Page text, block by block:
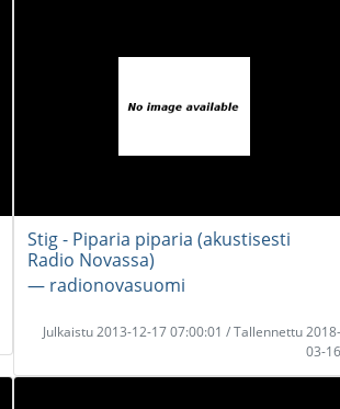
Stig - Piparia piparia (akustisesti
Radio Novassa)
― radionovasuomi
Julkaistu 2013-12-17 07:00:01 / Tallennettu 2018-
03-16